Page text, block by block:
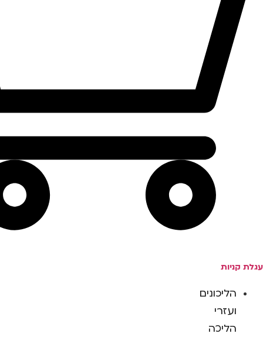
עגלת קניות
הליכונים
ועזרי
הליכה